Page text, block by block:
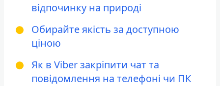
відпочинку на природі
Обирайте якість за доступною
ціною
Як в Viber закріпити чат та
повідомлення на телефоні чи ПК